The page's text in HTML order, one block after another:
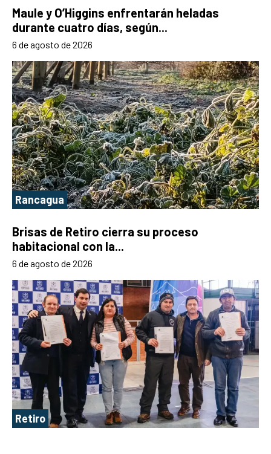
Maule y O’Higgins enfrentarán heladas
durante cuatro días, según...
6 de agosto de 2026
Rancagua
Brisas de Retiro cierra su proceso
habitacional con la...
6 de agosto de 2026
Retiro